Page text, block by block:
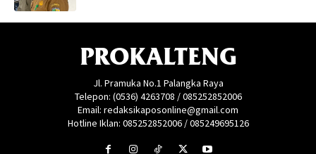
PROKALTENG
Jl. Pramuka No.1 Palangka Raya
Telepon: (0536) 4263708 / 085252852006
Email: redaksikaposonline@gmail.com
Hotline Iklan: 085252852006 / 085249695126